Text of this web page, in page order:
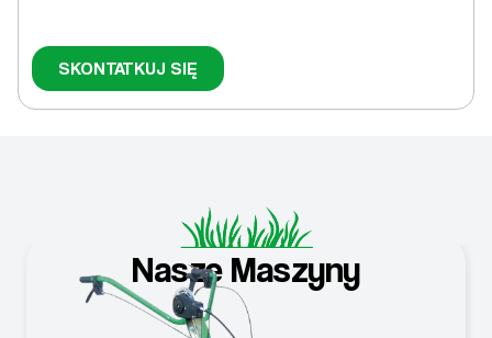
SKONTATKUJ SIĘ
Nasze Maszyny